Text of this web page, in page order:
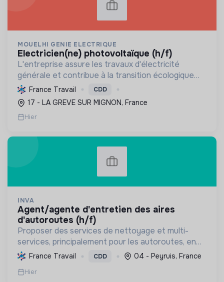
MOUELHI GENIE ELECTRIQUE
electricien(ne) photovoltaïque (h/f)
L'entreprise assure les travaux d'électricité
générale et contribue à la transition écologique
par l'installation de systèmes photovoltaïques,
favorisant ainsi une énergie plus durable.
France Travail CDD
17 - LA GREVE SUR MIGNON, France
Hier
INVA
agent/agente d'entretien des aires
d'autoroutes (h/f)
Proposer des services de nettoyage et multi-
services, principalement pour les autoroutes, en
France. Favoriser l'inclusion sociale et
professionnelle, et contribuer à la préservation de
l'environnemen...
France Travail CDD 04 - Peyruis, France
Hier